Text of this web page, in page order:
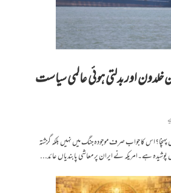
اور بدلتی ہوئی عالمی سیاست
کا جواب صرف موجودہ جنگ میں نہیں بلکہ گزشتہ
پوشیدہ ہے۔امریکہ نے ایران پر معاشی پابندیاں عائد...